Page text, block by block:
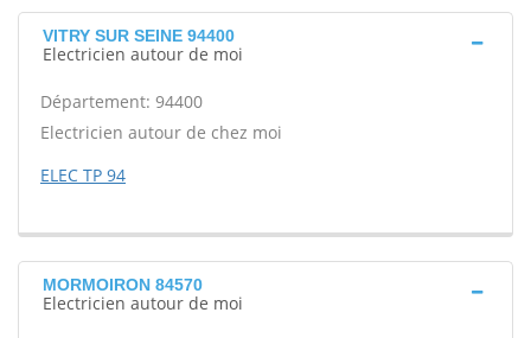
VITRY SUR SEINE 94400
Electricien autour de moi
Département: 94400
Electricien autour de chez moi
ELEC TP 94
MORMOIRON 84570
Electricien autour de moi